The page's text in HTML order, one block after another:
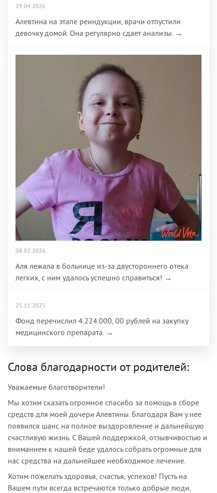
19.04.2026
Алевтина на этапе реиндукции, врачи отпустили
девочку домой. Она регулярно сдает анализы. →
08.02.2026
Аля лежала в больнице из-за двустороннего отека
легких, с ним удалось успешно справиться! →
25.11.2025
Фонд перечислил 4.224.000, 00 рублей на закупку
медицинского препарата. →
Слова благодарности от родителей:
Уважаемые благотворители!
Мы хотим сказать огромное спасибо за помощь в сборе
средств для моей дочери Алевтины. Благодаря Вам у нее
появился шанс на полное выздоровление и дальнейшую
счастливую жизнь. С Вашей поддержкой, отзывчивостью и
вниманием к нашей беде удалось собрать огромные для
нас средства на дальнейшее необходимое лечение.
Хотим пожелать здоровья, счастья, успехов! Пусть на
Вашем пути всегда встречаются только добрые люди,